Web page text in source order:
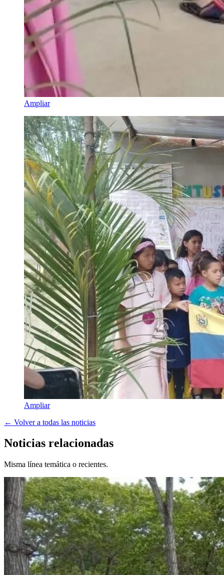
Ampliar
Ampliar
← Volver a todas las noticias
Noticias relacionadas
Misma línea temática o recientes.